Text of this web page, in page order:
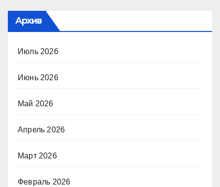
Архив
Июль 2026
Июнь 2026
Май 2026
Апрель 2026
Март 2026
Февраль 2026